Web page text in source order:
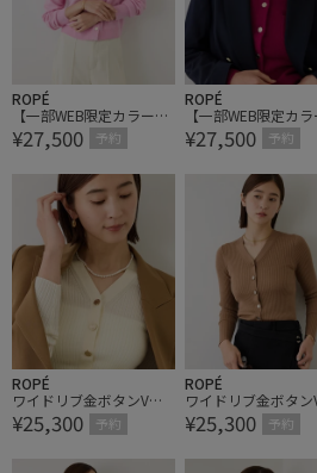
ROPÉ
【一部WEB限定カラー】
カシミヤブレンドポケッ
トカーディガン/イージ
ーケア【J'aDoRe・一部
店舗限定サイズ】
¥27,500 予約
ROPÉ
【一部WEB限定カ
カシミヤブレンドポ
トカーディガン/イー
ーケア【J'aDoRe・
店舗限定サイズ】
¥27,500 予約
ROPÉ
ワイドリブ金ボタンVネ
ックカーディガン【J'aD
oRe・一部店舗限定サイ
¥25,300 予約
ROPÉ
ワイドリブ金ボタン
ックカーディガン【
oRe・一部店舗限定
ズ】
¥25,300 予約